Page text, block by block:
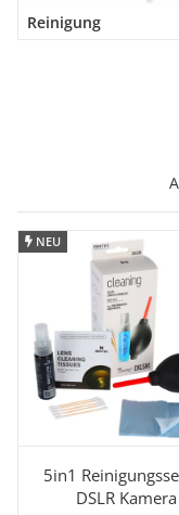
Reinigung
NEU
NEU
5in1
DSLR Kamera